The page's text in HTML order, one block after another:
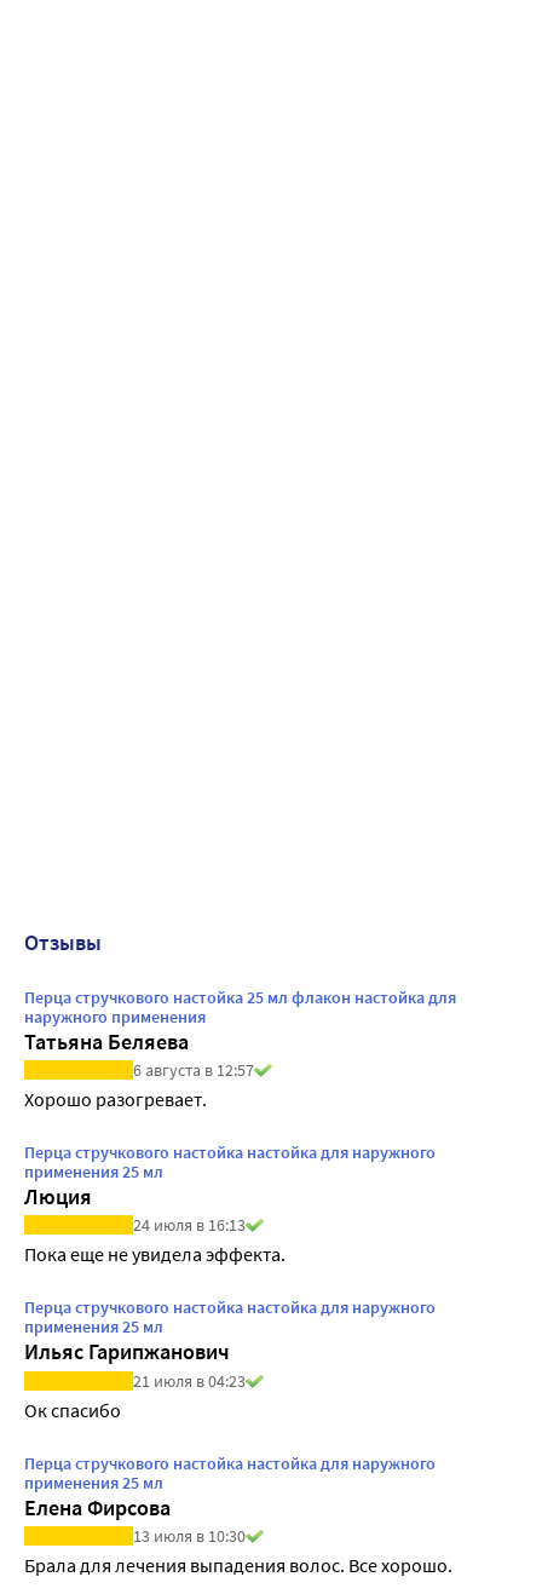
Отзывы
Перца стручкового настойка 25 мл флакон настойка для
наружного применения
Татьяна Беляева
6 августа в 12:57
Хорошо разогревает.
Перца стручкового настойка настойка для наружного
применения 25 мл
Люция
24 июля в 16:13
Пока еще не увидела эффекта.
Перца стручкового настойка настойка для наружного
применения 25 мл
Ильяс Гарипжанович
21 июля в 04:23
Ок спасибо
Перца стручкового настойка настойка для наружного
применения 25 мл
Елена Фирсова
13 июля в 10:30
Брала для лечения выпадения волос. Все хорошо.